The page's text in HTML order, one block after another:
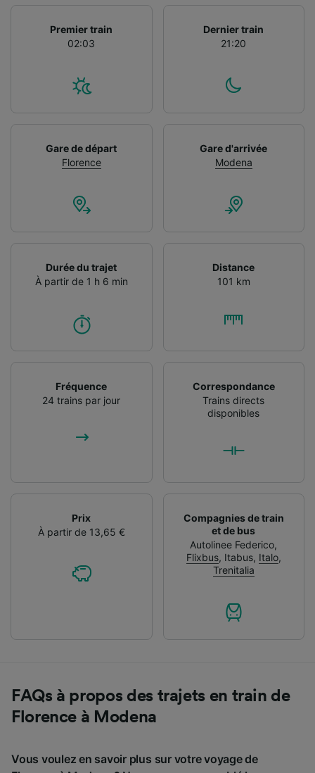
Premier train
02:03
Dernier train
21:20
Gare de départ
Florence
Gare d'arrivée
Modena
Durée du trajet
À partir de 1 h 6 min
Distance
101 km
Fréquence
24 trains par jour
Correspondance
Trains directs
disponibles
Prix
À partir de 13,65 €
Compagnies de train
et de bus
Autolinee Federico,
Flixbus, Itabus, Italo,
Trenitalia
FAQs à propos des trajets en train de
Florence à Modena
Vous voulez en savoir plus sur votre voyage de